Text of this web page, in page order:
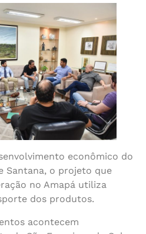
econômico do
Santana, o projeto que
no Amapá utiliza
dos produtos.
acontecem